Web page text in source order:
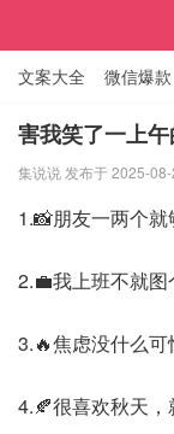
文案大全 微信爆款
知识大全
害我笑了一上
集说说 发布于 2025-
1.📸朋友一两个就
2.💼我上班不就图
3.🔥焦虑没什么可
4.🍂很喜欢秋天，